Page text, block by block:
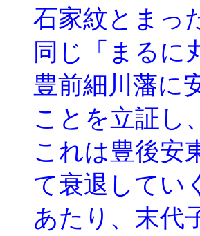
石家紋とまっ
同じ「まるに
豊前細川藩に
ことを立証し、
これは豊後安
て衰退してい
あたり、末代